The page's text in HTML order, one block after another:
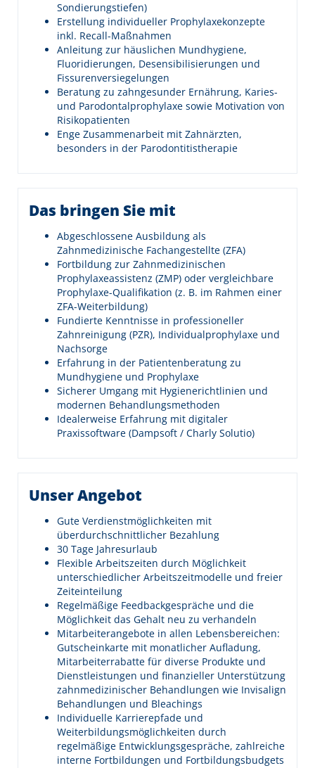
Sondierungstiefen)
Erstellung individueller Prophylaxekonzepte
inkl. Recall-Maßnahmen
Anleitung zur häuslichen Mundhygiene,
Fluoridierungen, Desensibilisierungen und
Fissurenversiegelungen
Beratung zu zahngesunder Ernährung, Karies-
und Parodontalprophylaxe sowie Motivation von
Risikopatienten
Enge Zusammenarbeit mit Zahnärzten,
besonders in der Parodontitistherapie
Das bringen Sie mit
Abgeschlossene Ausbildung als
Zahnmedizinische Fachangestellte (ZFA)
Fortbildung zur Zahnmedizinischen
Prophylaxeassistenz (ZMP) oder vergleichbare
Prophylaxe-Qualifikation (z. B. im Rahmen einer
ZFA-Weiterbildung)
Fundierte Kenntnisse in professioneller
Zahnreinigung (PZR), Individualprophylaxe und
Nachsorge
Erfahrung in der Patientenberatung zu
Mundhygiene und Prophylaxe
Sicherer Umgang mit Hygienerichtlinien und
modernen Behandlungsmethoden
Idealerweise Erfahrung mit digitaler
Praxissoftware (Dampsoft / Charly Solutio)
Unser Angebot
Gute Verdienstmöglichkeiten mit
überdurchschnittlicher Bezahlung
30 Tage Jahresurlaub
Flexible Arbeitszeiten durch Möglichkeit
unterschiedlicher Arbeitszeitmodelle und freier
Zeiteinteilung
Regelmäßige Feedbackgespräche und die
Möglichkeit das Gehalt neu zu verhandeln
Mitarbeiterangebote in allen Lebensbereichen:
Gutscheinkarte mit monatlicher Aufladung,
Mitarbeiterrabatte für diverse Produkte und
Dienstleistungen und finanzieller Unterstützung
zahnmedizinischer Behandlungen wie Invisalign
Behandlungen und Bleachings
Individuelle Karrierepfade und
Weiterbildungsmöglichkeiten durch
regelmäßige Entwicklungsgespräche, zahlreiche
interne Fortbildungen und Fortbildungsbudgets